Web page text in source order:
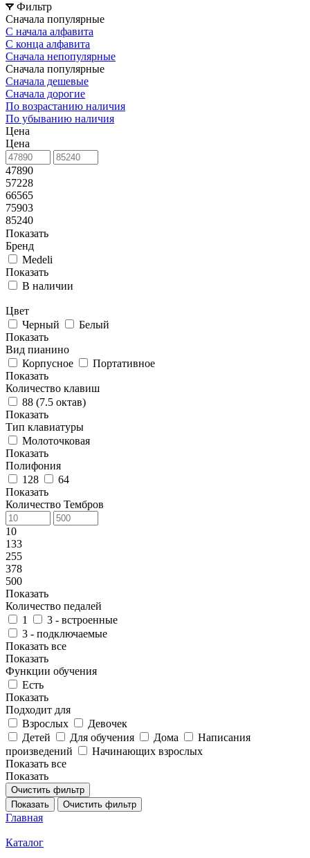
Фильтр
Сначала популярные
С начала алфавита
С конца алфавита
Сначала непопулярные
Сначала популярные
Сначала дешевые
Сначала дорогие
По возрастанию наличия
По убыванию наличия
Цена
Цена
47890
57228
66565
75903
85240
Показать
Бренд
Medeli
Показать
В наличии
Цвет
Черный
Белый
Показать
Вид пианино
Корпусное
Портативное
Показать
Количество клавиш
88 (7.5 октав)
Показать
Тип клавиатуры
Молоточковая
Показать
Полифония
128
64
Показать
Количество Тембров
10
133
255
378
500
Показать
Количество педалей
1
3 - встроенные
3 - подключаемые
Показать все
Показать
Функции обучения
Есть
Показать
Подходит для
Взрослых
Девочек
Детей
Для обучения Дома
Написания
произведений
Начинающих взрослых
Показать все
Показать
Очистить фильтр
Показать
Очистить фильтр
Главная
Каталог